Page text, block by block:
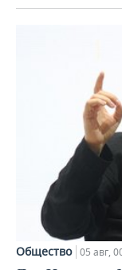
Общество 05 авг,